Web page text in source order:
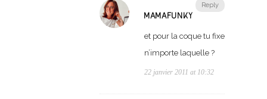
Reply
MAMAFUNKY
et pour la coque tu fixe
n’importe laquelle ?
22 janvier 2011 at 10:32